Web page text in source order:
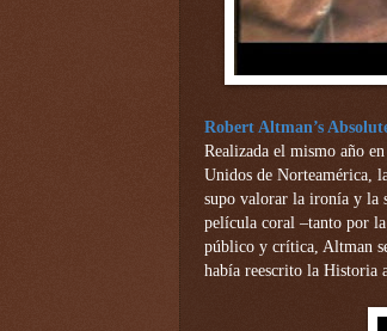
Robert Altman’s
Realizada el mismo año
Unidos de Norteamérica,
supo valorar la ironía y la
película coral –tanto por
público y crítica, Altman
había reescrito la Historia